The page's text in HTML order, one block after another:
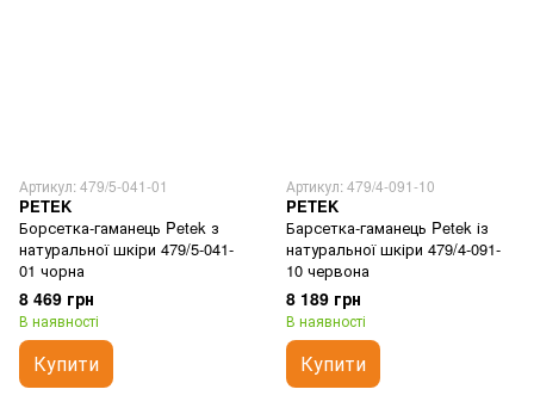
Артикул: 479/5-041-01
PETEK
Борсетка-гаманець Petek з
натуральної шкіри 479/5-041-
01 чорна
8 469 грн
В наявності
Купити
Артикул: 479/4-091-10
PETEK
Барсетка-гаманець Petek із
натуральної шкіри 479/4-091-
10 червона
8 189 грн
В наявності
Купити